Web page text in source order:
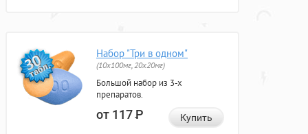
Набор "Три в одном"
(10x100мг, 20x20мг)
Большой набор из 3-х
препаратов.
от 117Р Купить